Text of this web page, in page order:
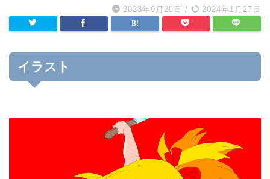
2023年9月29日 / 2024年1月27日
イラスト